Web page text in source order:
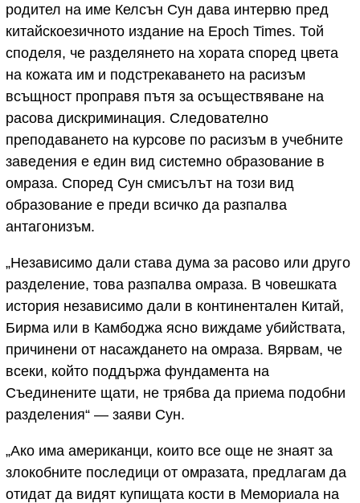
родител на име Келсън Сун дава интервю пред
китайскоезичното издание на Epoch Times. Той
споделя, че разделянето на хората според цвета
на кожата им и подстрекаването на расизъм
всъщност проправя пътя за осъществяване на
расова дискриминация. Следователно
преподаването на курсове по расизъм в учебните
заведения е един вид системно образование в
омраза. Според Сун смисълът на този вид
образование е преди всичко да разпалва
антагонизъм.
„Независимо дали става дума за расово или друго
разделение, това разпалва омраза. В човешката
история независимо дали в континентален Китай,
Бирма или в Камбоджа ясно виждаме убийствата,
причинени от насаждането на омраза. Вярвам, че
всеки, който поддържа фундамента на
Съединените щати, не трябва да приема подобни
разделения“ — заяви Сун.
„Ако има американци, които все още не знаят за
злокобните последици от омразата, предлагам да
отидат да видят купищата кости в Мемориала на